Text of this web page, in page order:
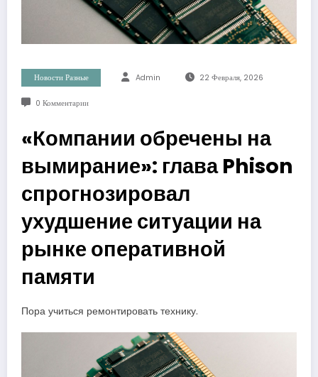
Новости Разные Admin 22 Февраля, 2026
0 Комментарии
«Компании обречены на
вымирание»: глава Phison
спрогнозировал
ухудшение ситуации на
рынке оперативной
памяти
Пора учиться ремонтировать технику.